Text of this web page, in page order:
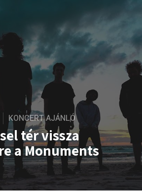
KONCERT AJÁNLÓ
tér vissza
a Monuments